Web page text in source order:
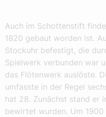
Auch im Schottenstift
1820 gebaut worden ist.
Stockuhr befestigt, die
Spielwerk verbunden war
das Flötenwerk auslöste.
umfasste in der Regel
hat 28. Zunächst stand er
bewirtet wurden. Um